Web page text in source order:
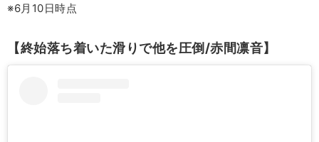
※6月10日時点
【終始落ち着いた滑りで他を圧倒/赤間凛音】